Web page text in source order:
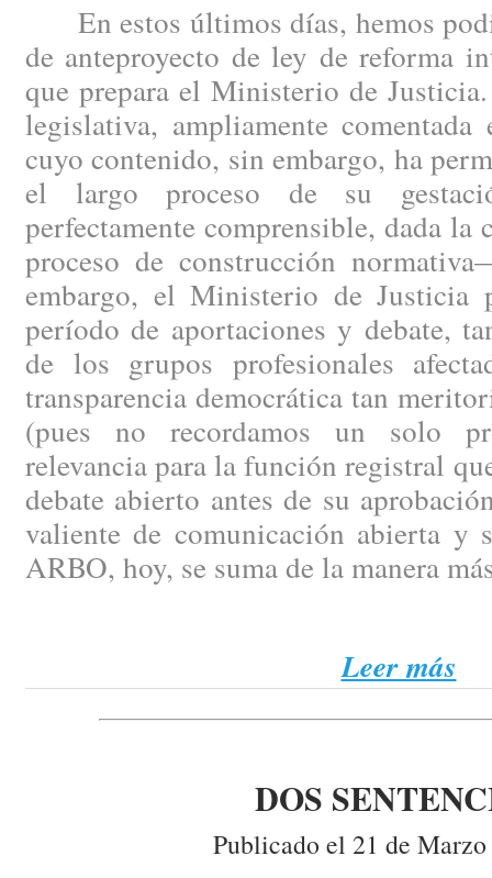
En estos últimos días, hemos
de anteproyecto de ley de reforma
que prepara el Ministerio de
legislativa, ampliamente
cuyo contenido, sin embargo, ha
el largo proceso de su
perfectamente comprensible, dada
proceso de construcción
embargo, el Ministerio de Justicia
período de aportaciones y debate,
de los grupos profesionales
transparencia democrática tan
(pues no recordamos un solo
relevancia para la función registral
debate abierto antes de su
valiente de comunicación abierta y
ARBO, hoy, se suma de la manera
Leer más
DOS
Publicado el 21 de